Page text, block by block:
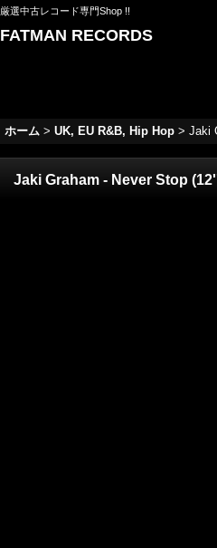
厳選中古レコード専門Shop !!
FATMAN RECORDS
ホーム > UK, EU R&B, Hip Hop > Jaki
Jaki Graham - Never Stop